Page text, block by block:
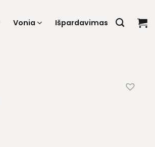
Vonia Išpardavimas